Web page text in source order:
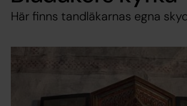
Här finns tandläkarnas egna